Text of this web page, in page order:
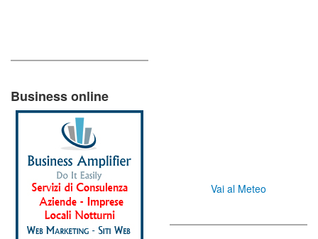
Business online
Vai al Meteo